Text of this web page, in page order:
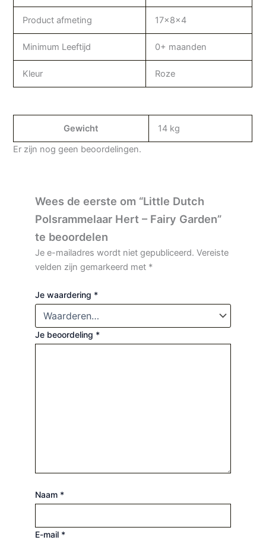
Product afmeting 17x8x4
Minimum Leeftijd 0+ maanden
Kleur Roze
Gewicht
14 kg
Er zijn nog geen beoordelingen.
Wees de eerste om “Little Dutch
Polsrammelaar Hert – Fairy Garden”
te beoordelen
Je e-mailadres wordt niet gepubliceerd. Vereiste
velden zijn gemarkeerd met *
Je waardering *
Je beoordeling *
Naam *
E-mail *